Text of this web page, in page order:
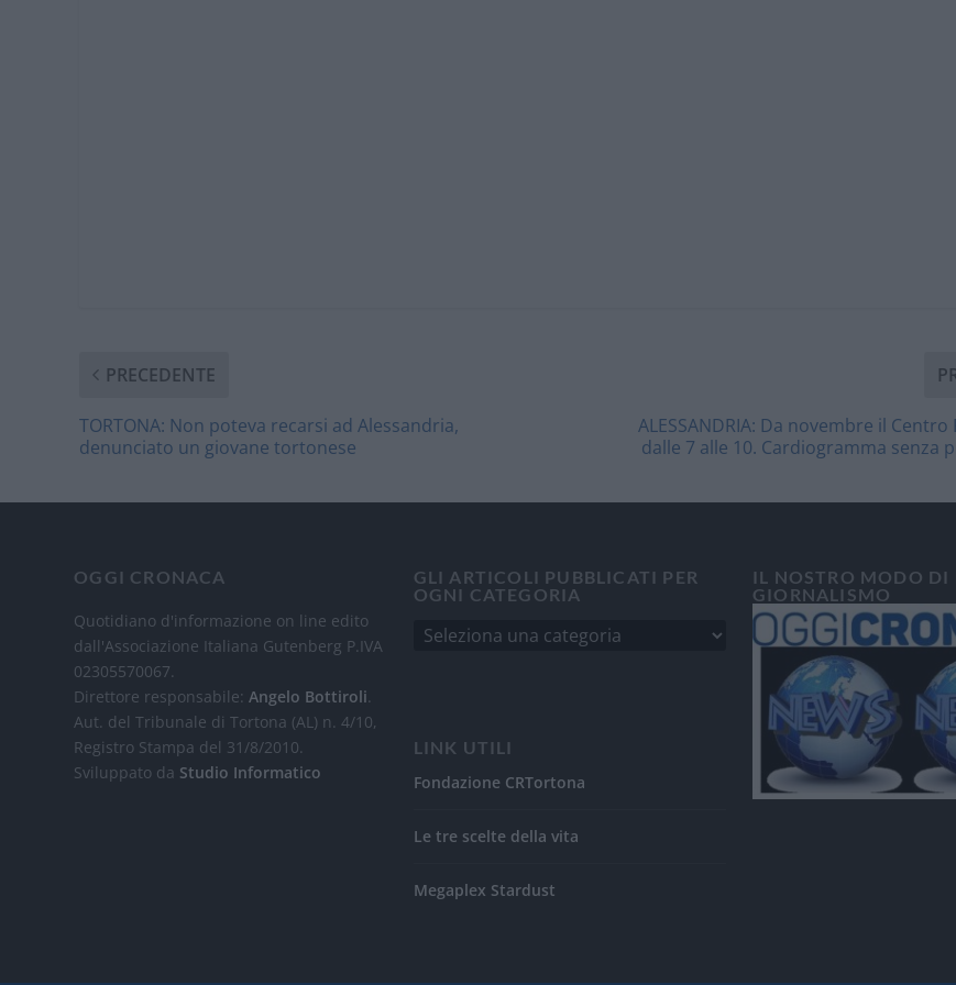
PRECEDENTE
TORTONA: Non poteva recarsi ad Alessandria,
denunciato un giovane tortonese
ALESSANDRIA: Da novembre il
dalle 7 alle 10. Cardiogramma senza
OGGI CRONACA
Quotidiano d'informazione on line edito
dall'Associazione Italiana Gutenberg P.IVA
02305570067.
Direttore responsabile:Angelo Bottiroli
Aut. del Tribunale di Tortona (AL) n. 4/10,
Registro Stampa del 31/8/2010.
Sviluppato da Studio Informatico
GLI ARTICOLI PUBBLICATI PER
OGNI CATEGORIA
LINK UTILI
Fondazione CRTortona
Le tre scelte della vita
Megaplex Stardust
IL NOSTRO MODO DI
GIORNALISMO